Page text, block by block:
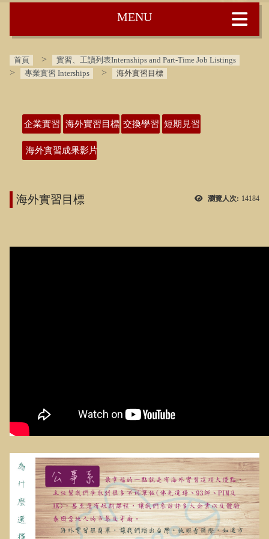
首頁
實習、工讀列表Internships and Part-Time Job Listings
專業實習 Interships
海外實習目標
企業實習 海外實習目標 交換學習 短期見習
海外實習成果影片
瀏覽人次: 14184
海外實習目標